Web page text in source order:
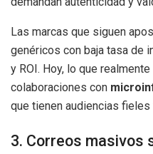
Las marcas que siguen
genéricos con baja tasa de
y ROI. Hoy, lo que
colaboraciones con
que tienen audiencias
3. Correos masivos